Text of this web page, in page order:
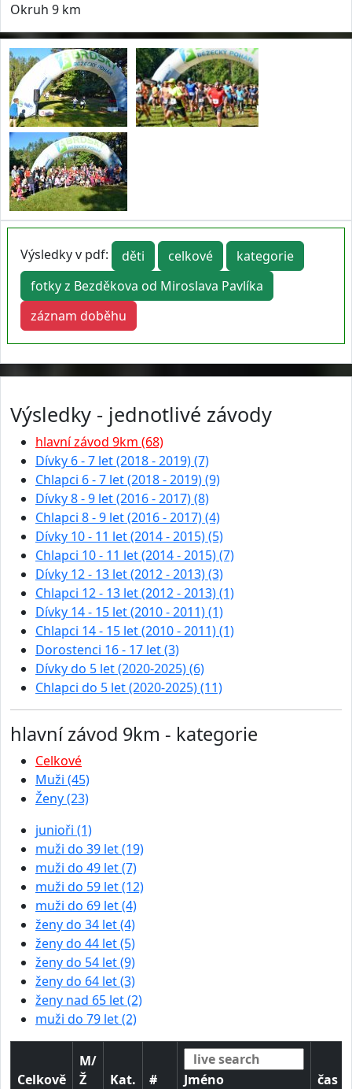
Okruh 9 km
Výsledky v pdf: děti celkové
kategorie
fotky z Bezděkova od Miroslava Pavlíka
záznam doběhu
Výsledky - jednotlivé závody
hlavní závod 9km (68)
Dívky 6 - 7 let (2018 - 2019) (7)
Chlapci 6 - 7 let (2018 - 2019) (9)
Dívky 8 - 9 let (2016 - 2017) (8)
Chlapci 8 - 9 let (2016 - 2017) (4)
Dívky 10 - 11 let (2014 - 2015) (5)
Chlapci 10 - 11 let (2014 - 2015) (7)
Dívky 12 - 13 let (2012 - 2013) (3)
Chlapci 12 - 13 let (2012 - 2013) (1)
Dívky 14 - 15 let (2010 - 2011) (1)
Chlapci 14 - 15 let (2010 - 2011) (1)
Dorostenci 16 - 17 let (3)
Dívky do 5 let (2020-2025) (6)
Chlapci do 5 let (2020-2025) (11)
hlavní závod 9km - kategorie
Celkové
Muži (45)
Ženy (23)
junioři (1)
muži do 39 let (19)
muži do 49 let (7)
muži do 59 let (12)
muži do 69 let (4)
ženy do 34 let (4)
ženy do 44 let (5)
ženy do 54 let (9)
ženy do 64 let (3)
ženy nad 65 let (2)
muži do 79 let (2)
Celkově
M/
Ž
Kat. # Jméno
čas